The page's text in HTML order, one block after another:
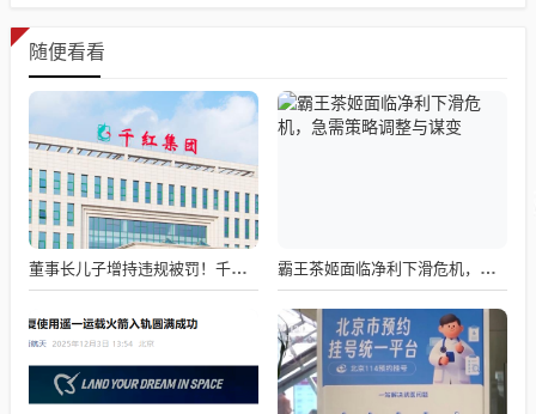
随便看看
董事长儿子增持违规被罚！千红制药市值128亿，半年净赚2.58亿却踩雷信托5年 霸王茶姬面临净利下滑危机，急需策略调整与谋变